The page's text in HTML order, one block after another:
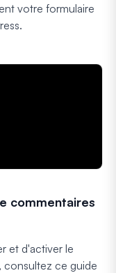
votre formulaire
commentaires
et d'activer le
consultez ce guide